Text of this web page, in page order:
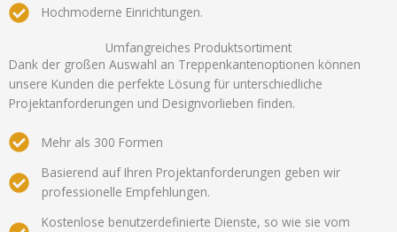
Hochmoderne Einrichtungen.
Umfangreiches Produktsortiment
Dank der großen Auswahl an Treppenkantenoptionen können
unsere Kunden die perfekte Lösung für unterschiedliche
Projektanforderungen und Designvorlieben finden.
Mehr als 300 Formen
Basierend auf Ihren Projektanforderungen geben wir
professionelle Empfehlungen.
Kostenlose benutzerdefinierte Dienste, so wie sie vom